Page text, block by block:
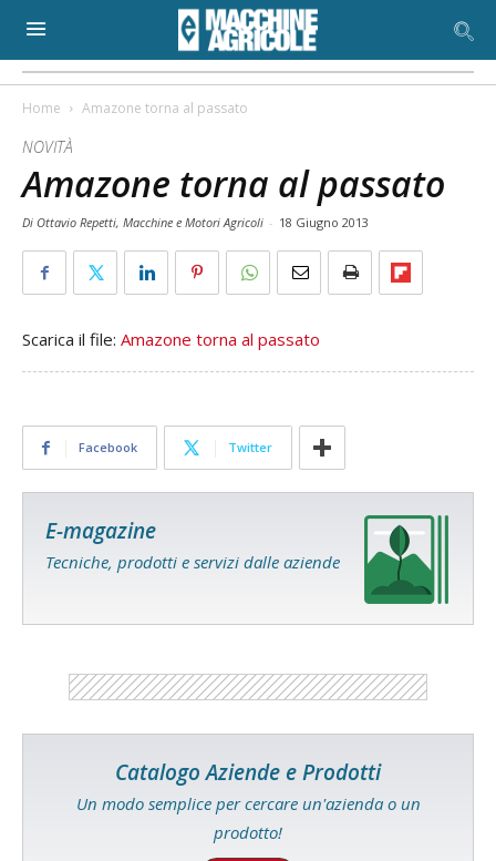
Home Amazone torna al passato
NOVITÀ
Amazone torna al passato
Di Ottavio Repetti, Macchine e Motori Agricoli - 18 Giugno 2013
Scarica il file: Amazone torna al passato
Facebook Twitter
E-magazine
Tecniche, prodotti e servizi dalle aziende
Catalogo Aziende e Prodotti
Un modo semplice per cercare un'azienda o un
prodotto!